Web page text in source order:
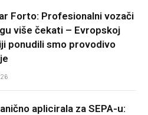
Forto: Profesionalni vozači
više čekati – Evropskoj
ponudili smo provodivo
aplicirala za SEPA-u: